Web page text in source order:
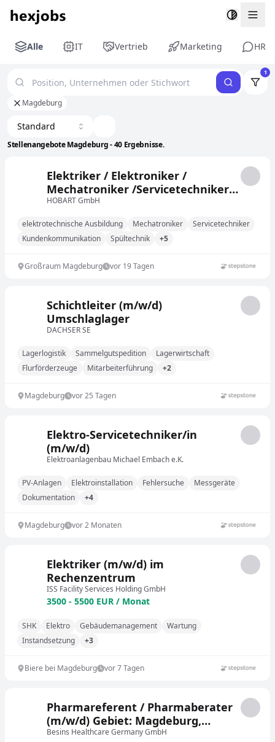
Alle IT Vertrieb Marketing HR
1
Magdeburg
Stellenangebote Magdeburg - 40 Ergebnisse.
Standard
Elektriker / Elektroniker /
Mechatroniker /Servicetechniker
im Außendienst (m/w/d)
attraktiver Wechselprämie
HOBART GmbH
elektrotechnische Ausbildung Mechatroniker
Servicetechniker
Kundenkommunikation
Spültechnik +5
Großraum Magdeburg vor 19 Tagen
Schichtleiter (m/w/d)
Umschlaglager
DACHSER SE
Lagerlogistik Sammelgutspedition
Lagerwirtschaft
Flurförderzeuge
Mitarbeiterführung +2
Magdeburg vor 25 Tagen
Elektro-Servicetechniker/in
(m/w/d)
Elektroanlagenbau Michael Embach e.K.
PV-Anlagen Elektroinstallation Fehlersuche
Messgeräte
Dokumentation
+4
Magdeburg vor 2 Monaten
Elektriker (m/w/d) im
Rechenzentrum
ISS Facility Services Holding GmbH
3500 - 5500 EUR / Monat
SHK Elektro Gebäudemanagement
Wartung
Instandsetzung
+3
Biere bei Magdeburg vor 7 Tagen
Pharmareferent / Pharmaberater
(m/w/d) Gebiet: Magdeburg,
Wolfsburg, Braunschweig
Besins Healthcare Germany GmbH